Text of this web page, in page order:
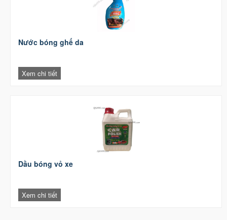
Nước bóng ghế da
Xem chi tiết
Dầu bóng vỏ xe
Xem chi tiết